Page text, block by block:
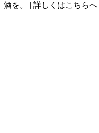
酒を。 | 詳しくはこちらへ